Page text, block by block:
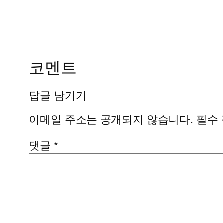
코멘트
답글 남기기
이메일 주소는 공개되지 않습니다. 필수
댓글 *